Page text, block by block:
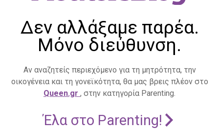
Δεν αλλάξαμε παρέα.
Μόνο διεύθυνση.
Αν αναζητείς περιεχόμενο για τη μητρότητα, την
οικογένεια και τη γονεϊκότητα, θα μας βρεις πλέον στο
Queen.gr , στην κατηγορία Parenting.
Έλα στο Parenting!